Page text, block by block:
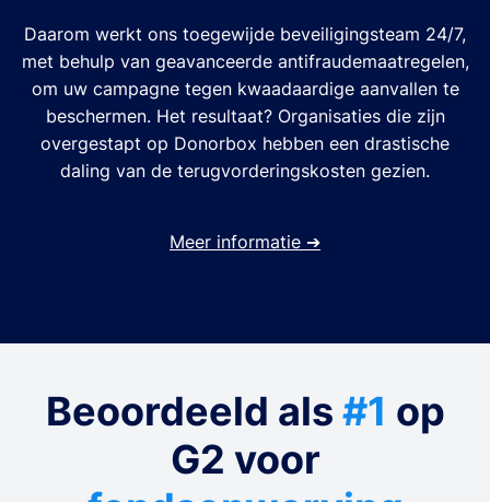
Daarom werkt ons toegewijde beveiligingsteam 24/7,
met behulp van geavanceerde antifraudemaatregelen,
om uw campagne tegen kwaadaardige aanvallen te
beschermen. Het resultaat? Organisaties die zijn
overgestapt op Donorbox hebben een drastische
daling van de terugvorderingskosten gezien.
Meer informatie ➔
Beoordeeld als #1 op
G2 voor